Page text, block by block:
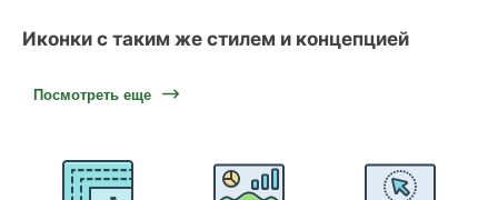
Иконки с таким же стилем и концепцией
Посмотреть еще